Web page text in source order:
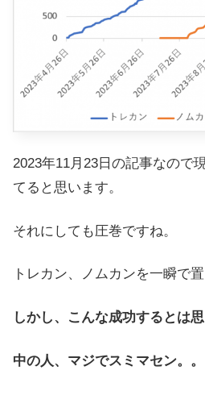
2023年11月23日の記事なので
てると思います。
それにしても圧巻ですね。
トレカン、ノムカンを一瞬で
しかし、こんな成功するとは
中の人、マジでスミマセン。。